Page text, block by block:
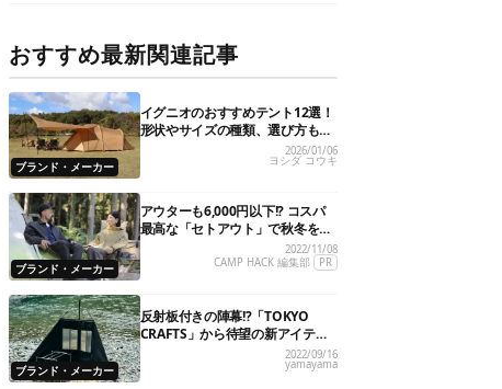
おすすめ最新関連記事
ブランド・メーカー
イグニオのおすすめテント12選！
形状やサイズの種類、選び方も解
説
2026/01/06
ヨシダ コウキ
ブランド・メーカー
アウターも6,000円以下!? コスパ
最高な「セトアウト」で秋冬をオ
シャレで快適に！
2022/11/08
CAMP HACK 編集部
PR
ブランド・メーカー
反射板付きの陣幕!?「TOKYO
CRAFTS」から待望の新アイテム4
型が一挙揃い踏み！
2022/09/16
yamayama